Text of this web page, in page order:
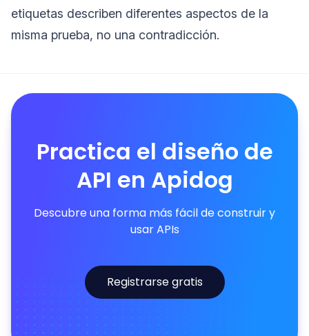
etiquetas describen diferentes aspectos de la
misma prueba, no una contradicción.
Practica el diseño de
API en Apidog
Descubre una forma más fácil de construir y
usar APIs
Registrarse gratis